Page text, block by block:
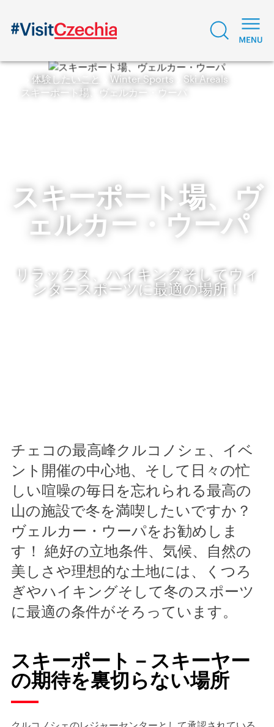
体験したいこと Winter Sports
Ski Areals
スキーポート場、ヴェルカー・ウーパ
スキーポート場、ヴ
ェルカー・ウーパ
リラックス、ハイキングそしてウィ
ンタースポーツに最適の場所！
チェコの最高峰クルコノシェ、イベ
ント開催の中心地、そして日々の忙
しい喧噪の毎日を忘れられる最高の
山の施設で冬を満喫したいですか？
ヴェルカー・ウーパをお勧めしま
す！ 絶好の立地条件、気候、自然の
美しさや理想的な土地には、くつろ
ぎやハイキングそして冬のスポーツ
に最適の条件がそろっています。
スキーポート－スキーヤー
の期待を裏切らない場所